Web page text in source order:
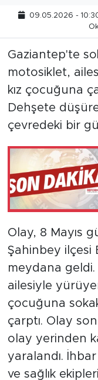
09.05.2026 -
Gaziantep'te
motosiklet,
kız çocuğuna
Dehşete
çevredeki bir
Olay, 8 Mayıs
Şahinbey ilçesi
meydana
ailesiyle
çocuğuna
çarptı. Olay
olay yerinden
yaralandı.
ve sağlık